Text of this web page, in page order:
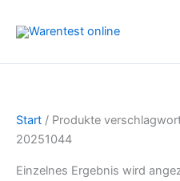
Inhalt
Start / Produkte
20251044
Einzelnes Ergebnis wird